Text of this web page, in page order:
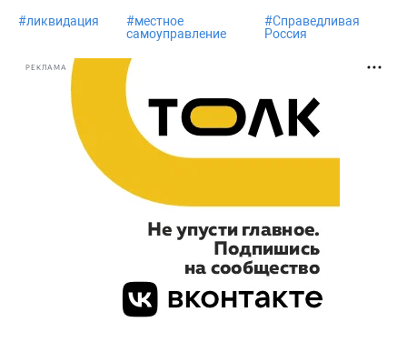
#ликвидация #местное
самоуправление
#Справедливая
Россия
РЕКЛАМА